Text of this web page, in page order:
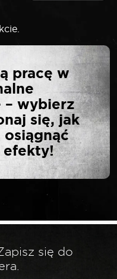
6-KĄTNA
MM”
*
pracę w
– wybierz
się, jak
osiągnąć
efekty!
się do